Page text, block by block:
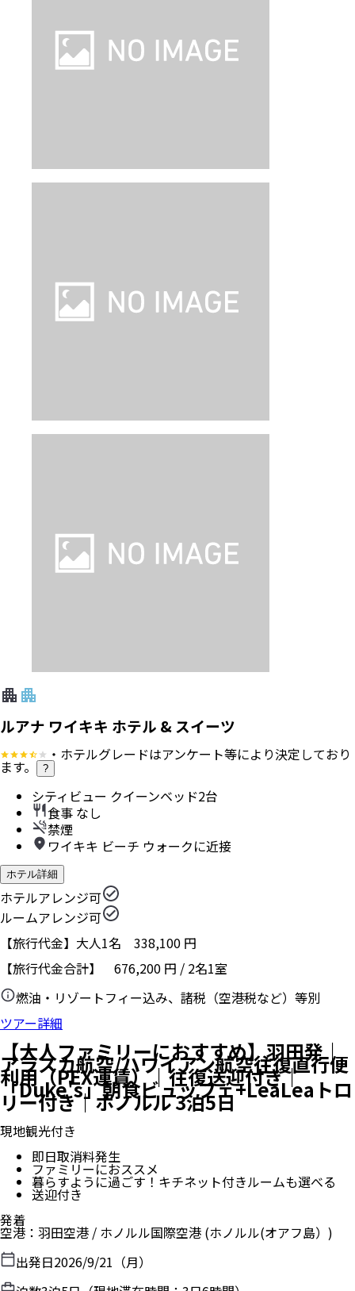
ルアナ ワイキキ ホテル & スイーツ
・ホテルグレードはアンケート等により決定しており
ます。 ?
シティビュー クイーンベッド2台
食事 なし
禁煙
ワイキキ ビーチ ウォークに近接
ホテル詳細
ホテルアレンジ可
ルームアレンジ可
【旅行代金】大人1名 338,100 円
【旅行代金合計】 676,200 円 / 2名1室
燃油・リゾートフィー込み、諸税（空港税など）等別
ツアー詳細
【大人ファミリーにおすすめ】羽田発｜
アラスカ航空/ハワイアン航空往復直行便
利用（PEX運賃）｜往復送迎付き｜
「Duke's」朝食ビュッフェ+LeaLeaトロ
リー付き｜ホノルル 3泊5日
現地観光付き
即日取消料発生
ファミリーにおススメ
暮らすように過ごす！キチネット付きルームも選べる
送迎付き
発着
空港 ： 羽田空港 / ホノルル国際空港 (ホノルル(オアフ島）)
出発日2026/9/21（月）